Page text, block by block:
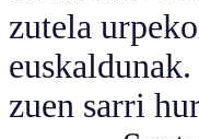
zutela
zuen sarri